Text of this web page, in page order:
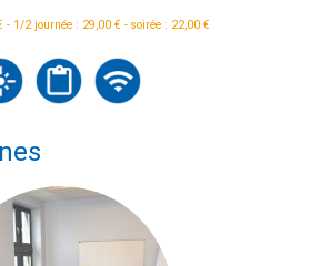
- 1/2 journée : 29,00 € - soirée : 22,00 €